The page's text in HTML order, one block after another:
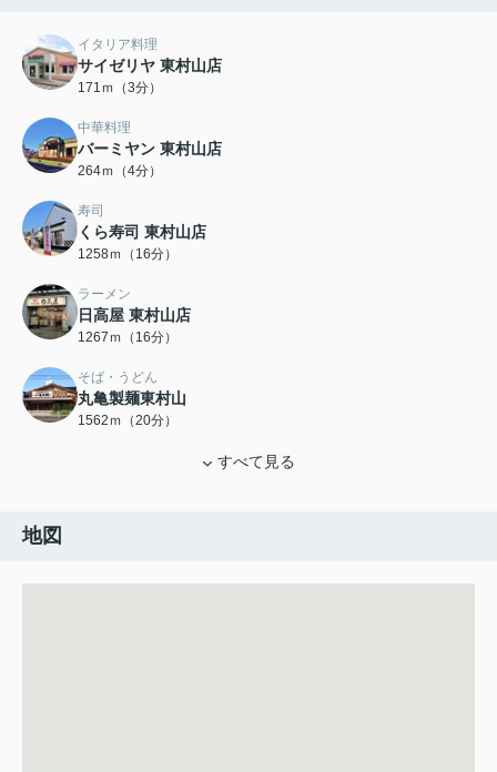
イタリア料理
サイゼリヤ 東村山店
171ｍ（3分）
中華料理
バーミヤン 東村山店
264ｍ（4分）
寿司
くら寿司 東村山店
1258ｍ（16分）
ラーメン
日高屋 東村山店
1267ｍ（16分）
そば・うどん
丸亀製麺東村山
1562ｍ（20分）
すべて見る
地図